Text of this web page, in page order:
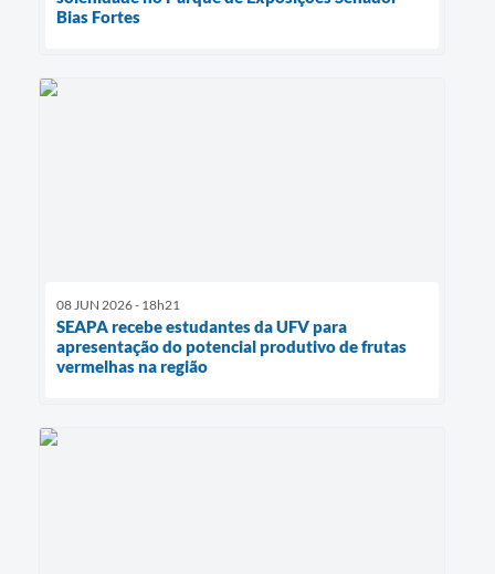
Bias Fortes
08 JUN 2026 - 18h21
SEAPA recebe estudantes da UFV para
apresentação do potencial produtivo de frutas
vermelhas na região